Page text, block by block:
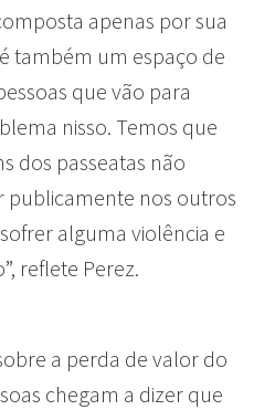
apenas por sua
também um espaço de
que vão para
nisso. Temos que
dos passeatas não
publicamente nos outros
alguma violência e
reflete Perez.
a perda de valor do
chegam a dizer que